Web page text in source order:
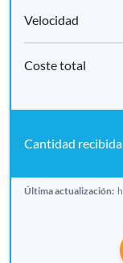
Última actualización: